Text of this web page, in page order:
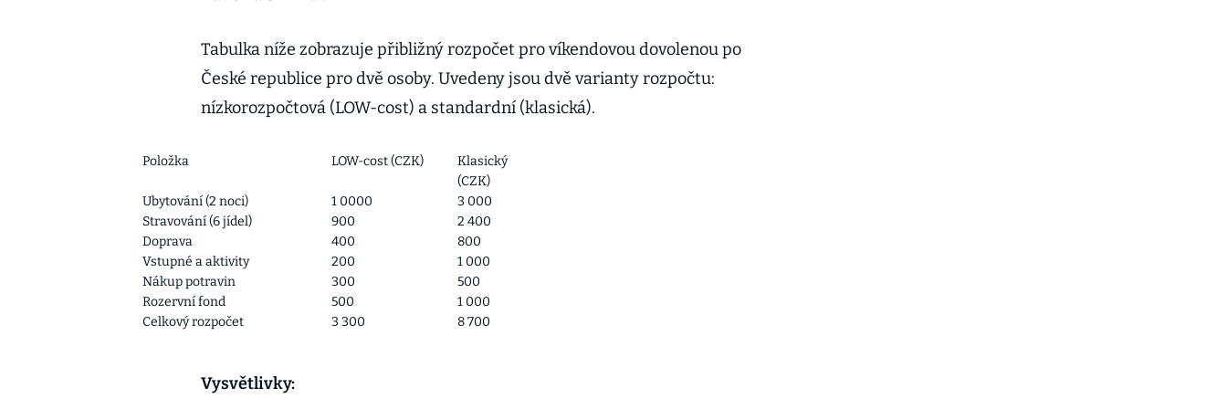
Tabulka níže zobrazuje přibližný rozpočet pro víkendovou dovolenou po
České republice pro dvě osoby. Uvedeny jsou dvě varianty rozpočtu:
nízkorozpočtová (LOW-cost) a standardní (klasická).
Položka LOW-cost (CZK)
Klasický
(CZK)
Ubytování (2 noci)
1 0000
3 000
Stravování (6 jídel)
900
2 400
Doprava
400
800
Vstupné a aktivity
200
1 000
Nákup potravin
300
500
Rozervní fond
500
1 000
Celkový rozpočet
3 300 8 700
Vysvětlivky: